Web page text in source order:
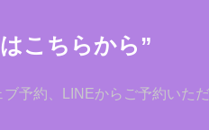
こちらから”
予約、LINEからご予約いただ